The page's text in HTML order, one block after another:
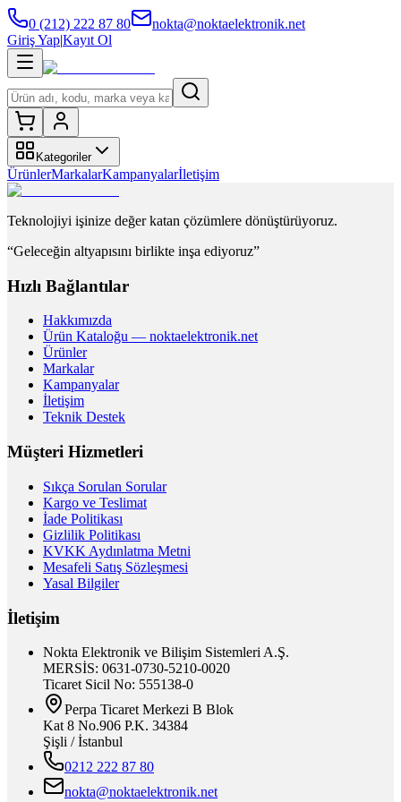
0 (212) 222 87 80
nokta@noktaelektronik.net
Giriş Yap|Kayıt Ol
Kategoriler
ÜrünlerMarkalarKampanyalarİletişim
Teknolojiyi işinize değer katan çözümlere dönüştürüyoruz.
“Geleceğin altyapısını birlikte inşa ediyoruz”
Hızlı Bağlantılar
Hakkımızda
Ürün Kataloğu — noktaelektronik.net
Ürünler
Markalar
Kampanyalar
İletişim
Teknik Destek
Müşteri Hizmetleri
Sıkça Sorulan Sorular
Kargo ve Teslimat
İade Politikası
Gizlilik Politikası
KVKK Aydınlatma Metni
Mesafeli Satış Sözleşmesi
Yasal Bilgiler
İletişim
Nokta Elektronik ve Bilişim Sistemleri A.Ş.
MERSİS: 0631-0730-5210-0020
Ticaret Sicil No: 555138-0
Perpa Ticaret Merkezi B Blok
Kat 8 No.906 P.K. 34384
Şişli / İstanbul
0212 222 87 80
nokta@noktaelektronik.net